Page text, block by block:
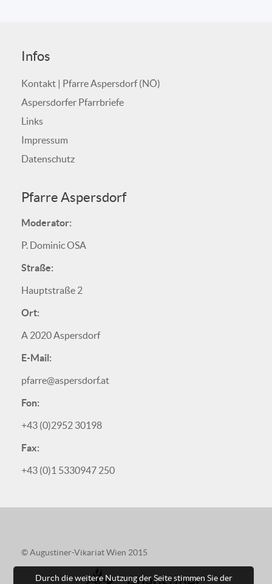
Infos
Kontakt | Pfarre Aspersdorf (NÖ)
Aspersdorfer Pfarrbriefe
Links
Impressum
Datenschutz
Pfarre Aspersdorf
Moderator:
P. Dominic OSA
Straße:
Hauptstraße 2
Ort:
A 2020 Aspersdorf
E-Mail:
pfarre@aspersdorf.at
Fon:
+43 (0)2952 30198
Fax:
+43 (0)1 5330947 250
© Augustiner-Vikariat Wien 2015
Durch die weitere Nutzung der Seite stimmen Sie der